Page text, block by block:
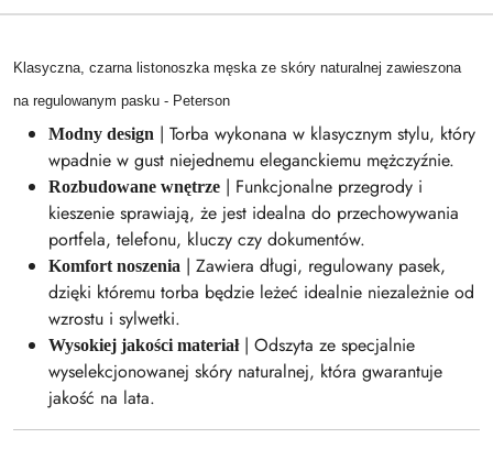
Klasyczna, czarna listonoszka męska ze skóry naturalnej zawieszona
na regulowanym pasku - Peterson
Modny design | Torba wykonana w klasycznym stylu, który
wpadnie w gust niejednemu eleganckiemu mężczyźnie.
Rozbudowane wnętrze | Funkcjonalne przegrody i
kieszenie sprawiają, że jest idealna do przechowywania
portfela, telefonu, kluczy czy dokumentów.
Komfort noszenia | Zawiera długi, regulowany pasek,
dzięki któremu torba będzie leżeć idealnie niezależnie od
wzrostu i sylwetki.
Wysokiej jakości materiał| Odszyta ze specjalnie
wyselekcjonowanej skóry naturalnej, która gwarantuje
jakość na lata.